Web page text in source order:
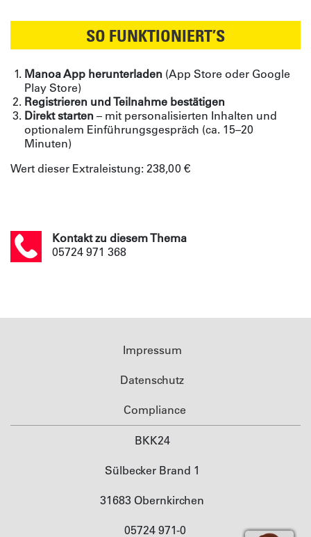
SO FUNKTIONIERT’S
Manoa App herunterladen (App Store oder Google
Play Store)
Registrieren und Teilnahme bestätigen
Direkt starten – mit personalisierten Inhalten und
optionalem Einführungsgespräch (ca. 15–20
Minuten)
Wert dieser Extraleistung: 238,00 €
Kontakt zu diesem Thema
05724 971 368
Impressum
Datenschutz
Compliance
BKK24
Sülbecker Brand 1
31683 Obernkirchen
05724 971-0